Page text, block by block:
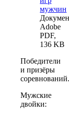
мужчин
Adobe
PDF,
136 KB
Победители
и призёры
соревнований.
Мужские
двойки: